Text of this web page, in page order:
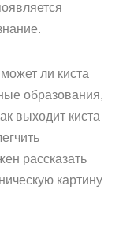
ли киста
образования,
выходит киста
рассказать
картину